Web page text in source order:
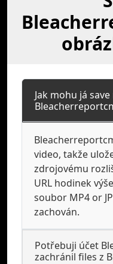
Jak mohu já
video, takže
zdrojovému
URL hodinek
soubor MP4 or
zachován.
Potřebuji účet
zachránil files z